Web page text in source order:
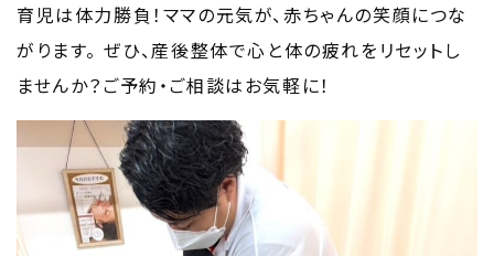
育児は体力勝負！ママの元気が、赤ちゃんの笑顔につな
がります。 ぜひ、産後整体で心と体の疲れをリセットし
ませんか？ご予約・ご相談はお気軽に！